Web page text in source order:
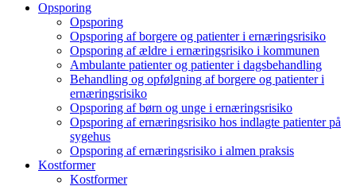
Opsporing
Opsporing
Opsporing af borgere og patienter i ernæringsrisiko
Opsporing af ældre i ernæringsrisiko i kommunen
Ambulante patienter og patienter i dagsbehandling
Behandling og opfølgning af borgere og patienter i
ernæringsrisiko
Opsporing af børn og unge i ernæringsrisiko
Opsporing af ernæringsrisiko hos indlagte patienter på
sygehus
Opsporing af ernæringsrisiko i almen praksis
Kostformer
Kostformer